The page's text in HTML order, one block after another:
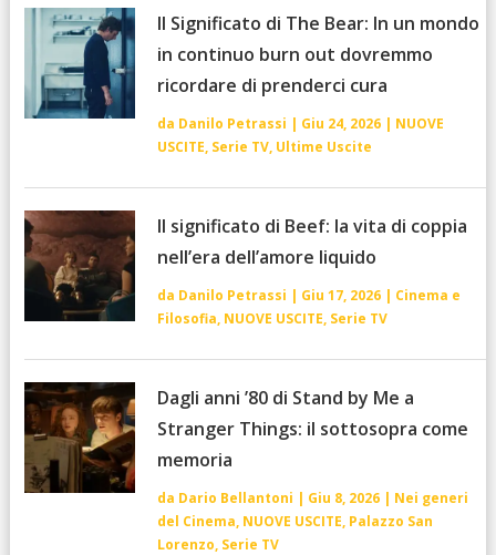
Il Significato di The Bear: In un mondo
in continuo burn out dovremmo
ricordare di prenderci cura
da Danilo Petrassi | Giu 24, 2026| NUOVE
USCITE, Serie TV, Ultime Uscite
Il significato di Beef: la vita di coppia
nell’era dell’amore liquido
da Danilo Petrassi | Giu 17, 2026| Cinema e
Filosofia, NUOVE USCITE, Serie TV
Dagli anni ’80 di Stand by Me a
Stranger Things: il sottosopra come
memoria
da Dario Bellantoni | Giu 8, 2026| Nei generi
del Cinema, NUOVE USCITE, Palazzo San
Lorenzo, Serie TV